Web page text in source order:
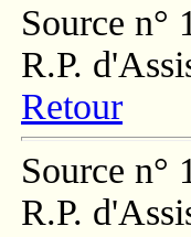
Source n°
R.P.
Retour
Source n°
R.P.